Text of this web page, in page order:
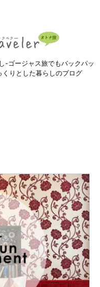
-ゴージャス旅でもバックパッ
りとした暮らしのブログ